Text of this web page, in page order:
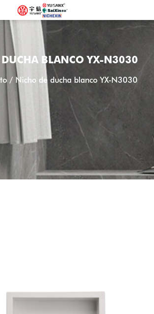
BLANCO YX-N3030
/ Nicho de ducha blanco YX-N3030